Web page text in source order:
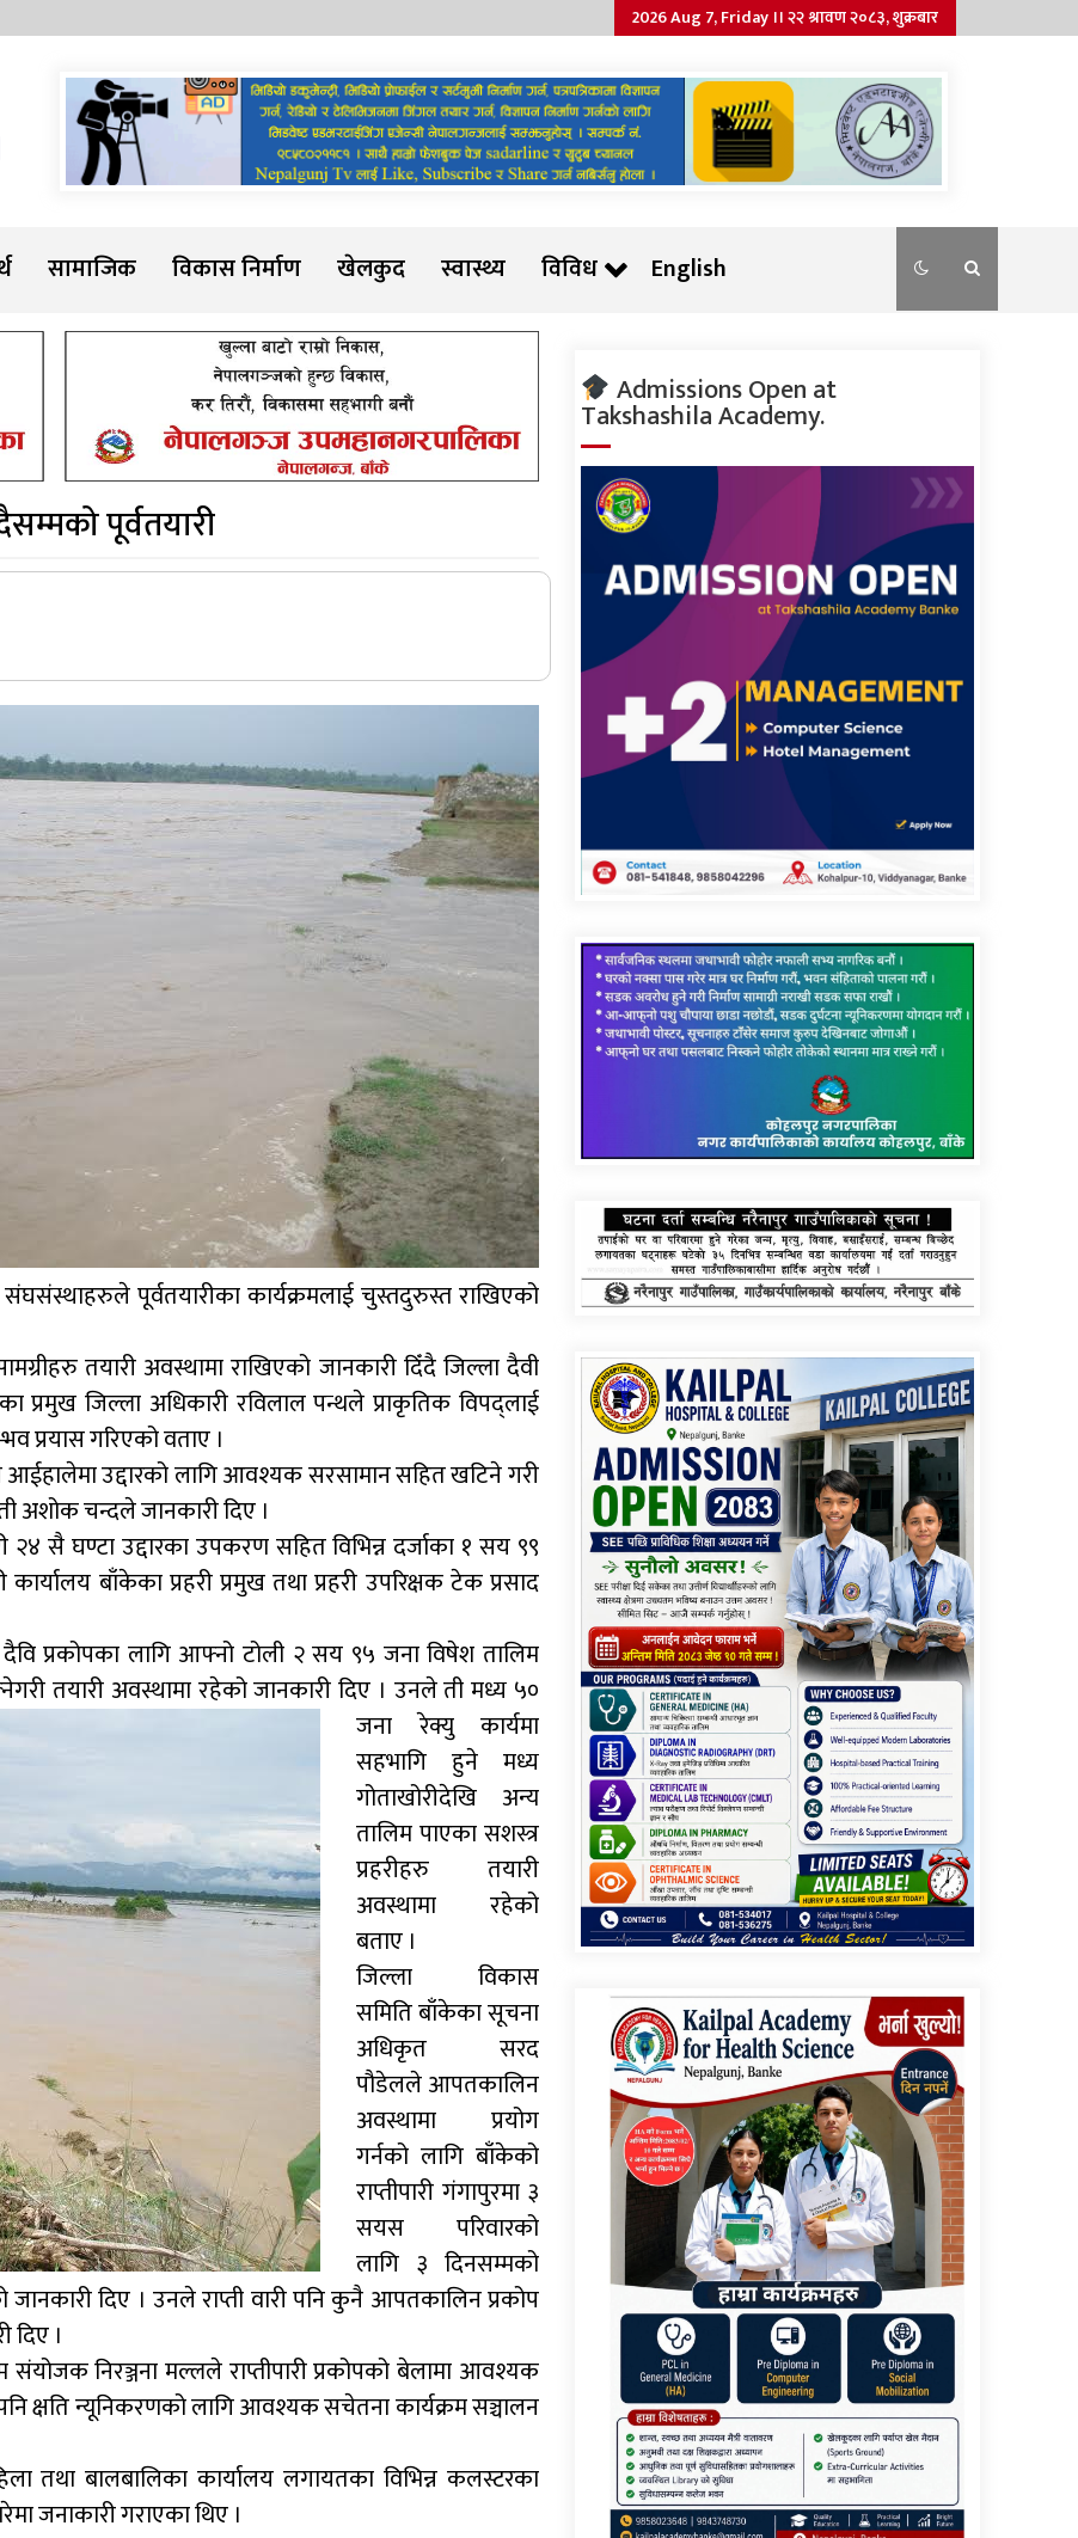
2026 Aug 7, Friday ।। २२ श्रावण २०८३, शुक्रबार
Sadarline
सामाजिक विकास निर्माण खेलकुद स्वास्थ्य विविध English
पूर्वतयारी
पूर्वतयारीका कार्यक्रमलाई चुस्तदुरुस्त राखिएको
तयारी अवस्थामा राखिएको जानकारी दिँदै जिल्ला दैवी
प्रमुख जिल्ला अधिकारी रविलाल पन्थले प्राकृतिक विपद्लाई
प्रयास गरिएको वताए ।
आईहालेमा उद्दारको लागि आवश्यक सरसामान सहित खटिने गरी
अशोक चन्दले जानकारी दिए ।
सै घण्टा उद्दारका उपकरण सहित विभिन्न दर्जाका १ सय ९९
कार्यालय बाँकेका प्रहरी प्रमुख तथा प्रहरी उपरिक्षक टेक प्रसाद
दैवि प्रकोपका लागि आफ्नो टोली २ सय ९५ जना विषेश तालिम
तयारी अवस्थामारहेको जानकारी दिए । उनले ती मध्य ५०
जना रेक्यु कार्यमा
सहभागि हुने मध्य
गोताखोरीदेखि अन्य
तालिम पाएका सशस्त्र
प्रहरीहरु तयारी
अवस्थामा रहेको
बताए ।
जिल्ला विकास
समिति बाँकेका सूचना
अधिकृत सरद
पौडेलले आपतकालिन
अवस्थामा प्रयोग
गर्नको लागि बाँकेको
राप्तीपारी गंगापुरमा ३
सयस परिवारको
लागि ३ दिनसम्मको
जानकारी दिए । उनले राप्ती वारी पनि कुनै आपतकालिन प्रकोप
दिए ।
संयोजक निरञ्जना मल्लले राप्तीपारी प्रकोपको बेलामा आवश्यक
क्षति न्यूनिकरणको लागि आवश्यक सचेतना कार्यक्रम सञ्चालन
तथा बालबालिका कार्यालय लगायतका विभिन्न कलस्टरका
जनाकारी गराएका थिए ।
Admissions Open at
Takshashila Academy.